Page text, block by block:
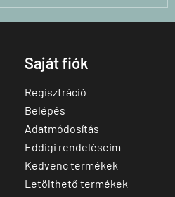
Saját fiók
Regisztráció
Belépés
Adatmódosítás
Eddigi rendeléseim
Kedvenc termékek
Letölthető termékek